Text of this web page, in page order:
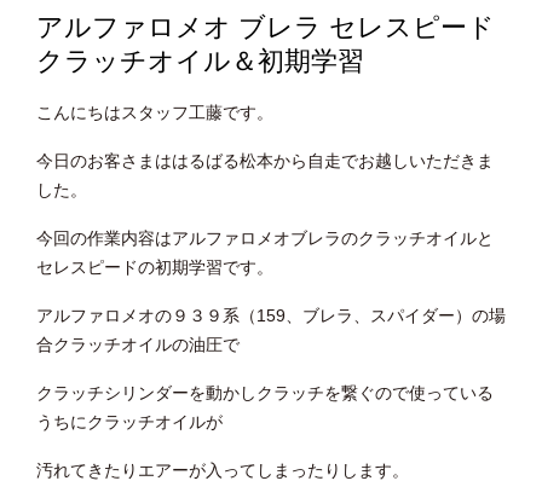
アルファロメオ ブレラ セレスピード
クラッチオイル＆初期学習
こんにちはスタッフ工藤です。
今日のお客さまははるばる松本から自走でお越しいただきま
した。
今回の作業内容はアルファロメオブレラのクラッチオイルと
セレスピードの初期学習です。
アルファロメオの９３９系（159、ブレラ、スパイダー）の場
合クラッチオイルの油圧で
クラッチシリンダーを動かしクラッチを繋ぐので使っている
うちにクラッチオイルが
汚れてきたりエアーが入ってしまったりします。